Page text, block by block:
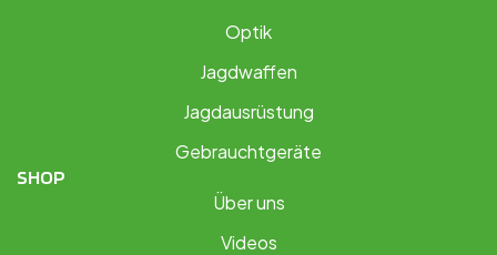
Optik
Jagdwaffen
Jagdausrüstung
Gebrauchtgeräte
SHOP
Über uns
Videos